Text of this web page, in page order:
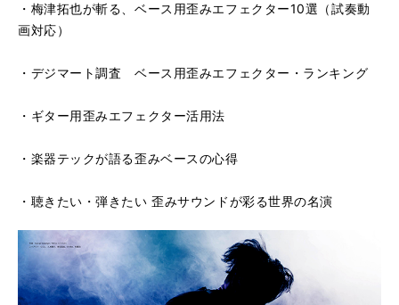
・梅津拓也が斬る、ベース用歪みエフェクター10選（試奏動
画対応）
・デジマート調査 ベース用歪みエフェクター・ランキング
・ギター用歪みエフェクター活用法
・楽器テックが語る歪みベースの心得
・聴きたい・弾きたい 歪みサウンドが彩る世界の名演